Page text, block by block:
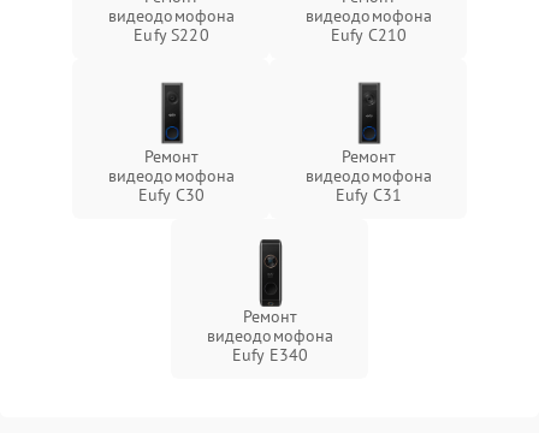
видеодомофона
Eufy S220
видеодомофона
Eufy C210
Ремонт
видеодомофона
Eufy C30
Ремонт
видеодомофона
Eufy C31
Ремонт
видеодомофона
Eufy E340